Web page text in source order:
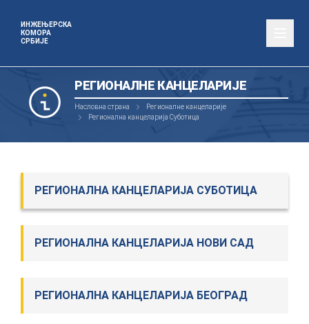
ИНЖЕЊЕРСКА
КОМОРА
СРБИЈЕ
РЕГИОНАЛНЕ КАНЦЕЛАРИЈЕ
Насловна страна
Регионалне канцеларије
Регионална канцеларија Суботица
РЕГИОНАЛНА КАНЦЕЛАРИЈА СУБОТИЦА
РЕГИОНАЛНА КАНЦЕЛАРИЈА НОВИ САД
РЕГИОНАЛНА КАНЦЕЛАРИЈА БЕОГРАД